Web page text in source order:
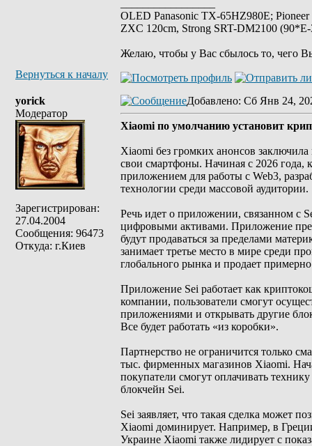
OLED Panasonic TX-65HZ980E;
ZXC 120cm, Strong SRT-DM2100
Желаю, чтобы у Вас сбылось то, чего
Вернуться к началу
yorick
Модератор
Зарегистрирован:
27.04.2004
Сообщения: 96473
Откуда: г.Киев
Добавлено: Сб Янв 24,
Xiaomi по умолчанию установит
Xiaomi без громких анонсов
свои смартфоны. Начиная с 2026 года,
приложением для работы с Web3,
технологии среди массовой аудитории.
Речь идет о приложении, связанном с
цифровыми активами. Приложение
будут продаваться за пределами
занимает третье место в мире среди
глобального рынка и продает
Приложение Sei работает как
компании, пользователи смогут
приложениями и открывать другие
Все будет работать «из коробки».
Партнерство не ограничится только
тыс. фирменных магазинов Xiaomi.
покупатели смогут оплачивать
блокчейн Sei.
Sei заявляет, что такая сделка может
Xiaomi доминирует. Например, в
Украине Xiaomi также лидирует с